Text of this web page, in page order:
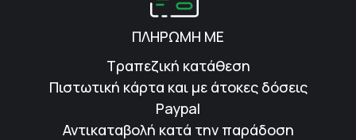
ΠΛΗΡΩΜΗ ΜΕ
Τραπεζική κατάθεση
Πιστωτική κάρτα και με άτοκες δόσεις
Paypal
Αντικαταβολή κατά την παράδοση